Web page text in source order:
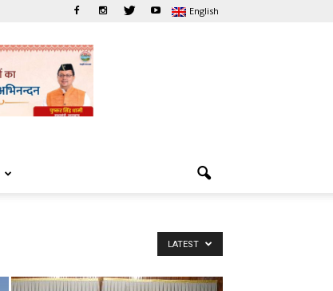
English
LATEST